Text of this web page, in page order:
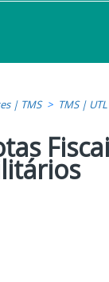
| TMS TMS |